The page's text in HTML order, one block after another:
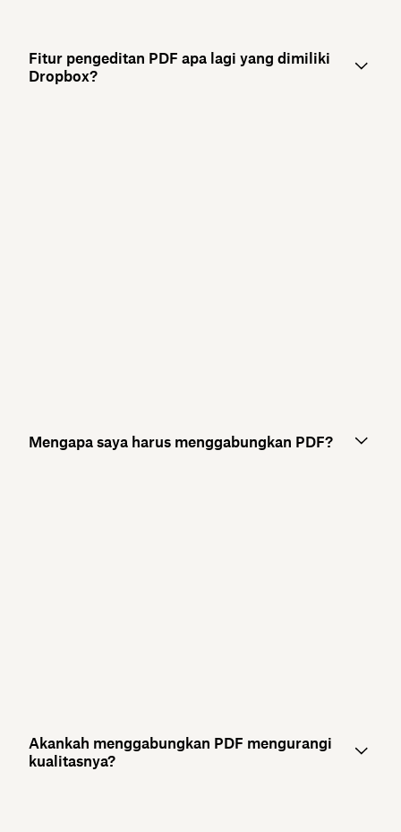
Fitur pengeditan PDF apa lagi yang dimiliki
Dropbox?
Mengapa saya harus menggabungkan PDF?
Akankah menggabungkan PDF mengurangi
kualitasnya?